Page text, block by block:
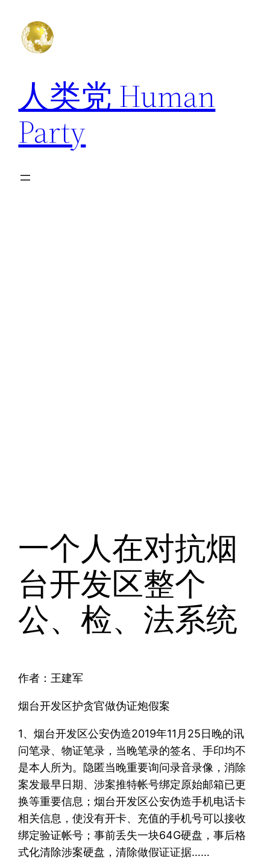
人类党 Human
Party
一个人在对抗烟
台开发区整个
公、检、法系统
作者：王建军
烟台开发区护贪官做伪证炮假案
1、烟台开发区公安伪造2019年11月25日晚的讯
问笔录、物证笔录，当晚笔录的签名、手印均不
是本人所为。隐匿当晚重要询问录音录像，消除
案发最早日期、涉案推特帐号绑定原始邮箱已更
换等重要信息；烟台开发区公安伪造手机电话卡
相关信息，使没有开卡、充值的手机号可以接收
绑定验证帐号；事前丢失一块64G硬盘，事后格
式化清除涉案硬盘，清除做假证证据……